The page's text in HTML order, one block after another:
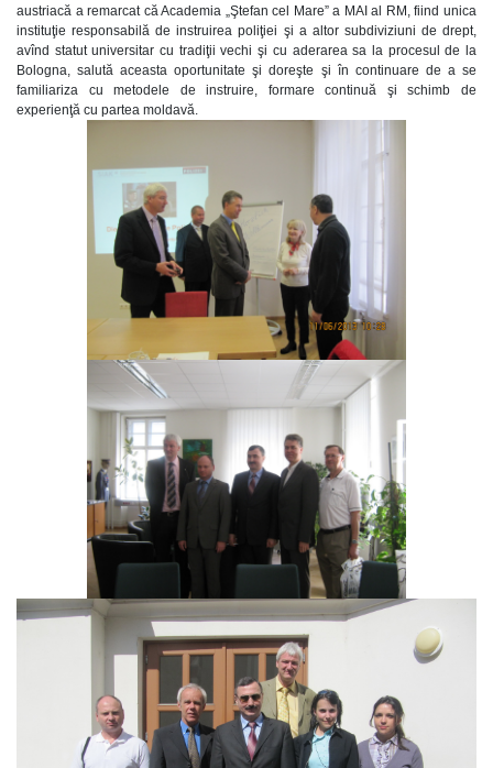
austriacă a remarcat că Academia „Ştefan cel Mare” a MAI al RM, fiind unica
instituţie responsabilă de instruirea poliţiei şi a altor subdiviziuni de drept,
avînd statut universitar cu tradiţii vechi şi cu aderarea sa la procesul de la
Bologna, salută aceasta oportunitate şi doreşte şi în continuare de a se
familiariza cu metodele de instruire, formare continuă şi schimb de
experienţă cu partea moldavă.